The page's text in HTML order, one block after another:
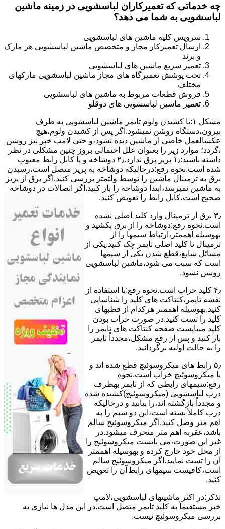
چه خدماتی که تعمیرکاران لباسشویی در زمینه ماشین
لباسشویی به شما می دهد؟
سرویس کلیه ماشین های لباسشویی
ارسال تعمیرکار مجاز و متخصص ماشین لباسشویی هر مارک
و برند
تعمیر سریع ماشین های لباسشویی
تحت پوشش تعمیرگاه های مجاز ماشین لباسشویی مارکهای
مختلف
فروش قطعات مربوط به ماشین های لباسشویی
تعمیر ماشین لباسشویی های دوقلو
مشکل ۱:ﺑﺎ ﮐﺸﯿﺪن وﻟﻮم ﺗﺎﯾﻤﺮ ماشین لباسشویی به طرف
ﺑﯿﺮون،دستگاه روﺷﻦ نمیشود.اﮔﺮ ﭘﺲ از ﮐﺸﯿﺪن وﻟﻮم،ﻫﯿﭻ
عکسالعمل ﺧﺎﺻﯽ از ﻣﺎﺷﯿﻦ دﯾﺪه نشود،و حتی ﻻﻣﭗ ﺧﺒﺮ ﻧﯿﺰ روﺷﻦ
ﻧگردد؛ موارد زیر را بعنوان ﻋﻠﻞ احتمالی بروز چنین مشکلی در نظر
داشته باشید:۱٫ ﭘﺮﯾﺰ ﺑﺮق ﻧﺪارد.۲٫ دوﺷﺎﺧﻪ و ﯾﺎ ﮐﺎﺑﻞ راﺑﻂ ﻣﻌﯿﻮب
ﺷﺪه است.نحوه رفع:درحالیکه دوﺷﺎﺧﻪ ﺑﻪ ﭘﺮﯾﺰ ﻣﺘﺼﻞ اﺳﺖ،رﺳﯿﺪن
ﺑﺮق ﺑﻪ ﺗﺮﻣﯿﻨﺎل ﻣﺎﺷﯿﻦ را ﺗﻮﺳﻂ ولتمتر بررسی ﮐﻨﯿﺪ.اﮔﺮ ﺑﺮق از ﭘﺮﯾﺰ
ﺑﻪ ﻣﺎﺷﯿﻦ نمیرسد،اﺑﺘﺪا دوشاخه را باز کنید.اﮔﺮ اﺗﺼﺎﻻت در دوشاخه
ﺻﺤﯿﺢ اﺳﺖ،ﮐﺎﺑﻞ راﺑﻂ را ﺗﻌﻮﯾﺾ کنید.
۳٫ ﺑﺮق از ﺗﺮﻣﯿﻨﺎل وارد ﮐﻠﯿﺪ اﺻﻠﯽ ﻧﺸﺪه
است.نحوه رﻓﻊ:دوشاخه را از ﺑﺮق بکشید و
بهوسیله اهممتر،ارﺗﺒﺎط سیمها را از
ﺗﺮﻣﯿﻨﺎل ﺗﺎ ﮐﻠﯿﺪ اﺻﻠﯽ ﺗﺎﯾﻤﺮ چک کنید.یکی از
مسائل شایع،ﻗﻄﻊ شدن ﯾﮑﯽ از سیمها
است که سبب می شود،ﻣﺎﺷﯿﻦ لباسشویی
روﺷﻦ نشود.
۴٫ ﮐﻠﯿﺪ ﺧﺮاب اﺳﺖ.نحوه رفع:ﺑﺎ اﺳﺘﻔﺎده از
ﻧﻘﺸﻪ ﺗﺎﯾﻤﺮ،ﮐﻨﺘﺎﮐﺖ ﻫﺎی ﮐﻠﯿﺪ را ﺷﻨﺎﺳﺎﯾﯽ
کنید.بهوسیله اهممتر هرکدام از قطبهای
ﮐﻠﯿﺪ را ﺗﺴﺖ ﮐﻨﯿﺪ.در ﺻﻮرت ﺧﺮاب ﺑﻮدن
ﮐﻠﯿﺪ میبایست ﺻﻔﺤﻪ ﮐﻨﺘﺎﮐﺖ ﻫﺎی ﺗﺎﯾﻤﺮ را
باز کنید و ﭘﺲ از رﻓﻊ مشکل،مجدداً ﺗﺎﯾﻤﺮ
را به حالت اوﻟﯿﻪ برگردانید.
۵٫ رابط های ﻣﯿﮑﺮوﺳﻮﺋﯿﭻ ﻗﻄﻊ شده اند و
ﯾﺎ ﻣﯿﮑﺮوﺳﻮﺋﯿﭻ ﺧﺮاب اﺳﺖ.نحوه
رفع:سیمهای راﺑﻄﯽ ﮐﻪ از ﺗﺎﯾﻤﺮ بهطرف
درب لباسشویی (ﻣﯿﮑﺮوﺳﻮﺋﯿﭻ)کشیده شده
و مجدداً بازگشته اند،را ﺑﯿﺎﺑﯿﺪ و درحالیکه
درب کاملاً ﺑﺴﺘﻪ اﺳﺖ،اﯾﻦ دو ﺳﯿﻢ را ﺑﻪ
اﻫﻢ ﻣﺘﺮ وصل کنید.اﮔﺮ ﻣﯿﮑﺮوﺳﻮﺋﯿﭻ ﺳﺎﻟﻢ
ﺑﺎﺷﺪ،ﻋﻘﺮﺑﻪ اهم متر ﻣﻨﺤﺮف میشود.در
ﻏﯿﺮ اﯾﻦ ﺻﻮرت،می بایست ﻣﯿﮑﺮوﺳﻮﺋﯿﭻ را
از ﻣﺤﻞ خود ﺧﺎرج کرده و بهوسیله اهممتر
آن را ﺗﺴﺖ ﻧﻤﺎﯾﯿﺪ.اﮔﺮ ﻣﯿﮑﺮوﺳﻮﺋﯿﭻ ﺳﺎﻟﻢ
اﺳﺖ،ﮐﺎﻓﯿﺴﺖ سیمهای راﺑﻄ آن را ﺗﻌﻮﯾﺾ
کنید.
ﺗﺬﮐﺮ:در اﮐﺜﺮ ماشینهای لباسشویی،ﻻﻣﭗ
ﺧﺒﺮ مستقیماً ﺑﻪ ﮐﻠﯿﺪ ﺗﺎﯾﻤﺮ ﻣﺘﺼﻞ اﺳﺖ.در اﯾﻦ مدل ها ﻧﯿﺎزی ﺑﻪ
بررسی ﻣﯿﮑﺮوﺳﻮﺋﯿﭻ نیست.